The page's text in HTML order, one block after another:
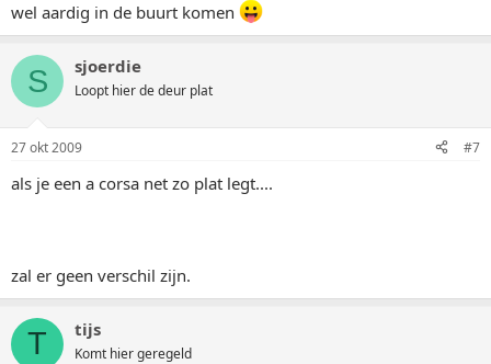
wel aardig in de buurt komen
S sjoerdie
Loopt hier de deur plat
27 okt 2009 #7
als je een a corsa net zo plat legt....
zal er geen verschil zijn.
T tijs
Komt hier geregeld